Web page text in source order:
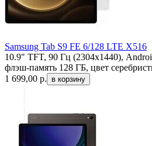
Samsung Tab S9 FE 6/128 LTE X516
10.9" TFT, 90 Гц (2304x1440),
флэш-память 128 ГБ, цвет
1 699,00 р.